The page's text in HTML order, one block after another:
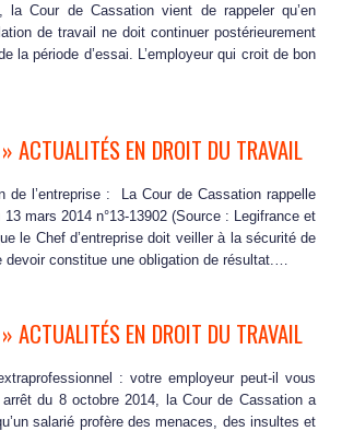
la Cour de Cassation vient de rappeler qu’en
de travail ne doit continuer postérieurement
la période d’essai. L’employeur qui croit de bon
EN DROIT DU TRAVAIL
de l’entreprise : La Cour de Cassation rappelle
mars 2014 n°13-13902 (Source : Legifrance et
le Chef d’entreprise doit veiller à la sécurité de
constitue une obligation de résultat.…
EN DROIT DU TRAVAIL
: votre employeur peut-il vous
du 8 octobre 2014, la Cour de Cassation a
salarié profère des menaces, des insultes et